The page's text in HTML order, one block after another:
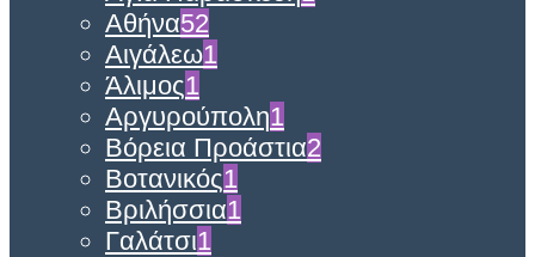
Αθήνα52
Αιγάλεω1
Άλιμος1
Αργυρούπολη1
Βόρεια Προάστια2
Βοτανικός1
Βριλήσσια1
Γαλάτσι1